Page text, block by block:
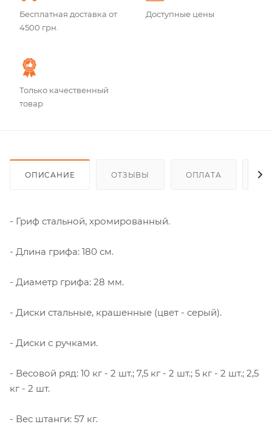
Бесплатная доставка от
4500 грн.
Доступные цены
Только качественный
товар
ОПИСАНИЕ ОТЗЫВЫ ОПЛАТА
- Гриф стальной, хромированный.
- Длина грифа: 180 см.
- Диаметр грифа: 28 мм.
- Диски стальные, крашенные (цвет - серый).
- Диски с ручками.
- Весовой ряд: 10 кг - 2 шт.; 7,5 кг - 2 шт.; 5 кг - 2 шт.; 2,5
кг - 2 шт.
- Вес штанги: 57 кг.